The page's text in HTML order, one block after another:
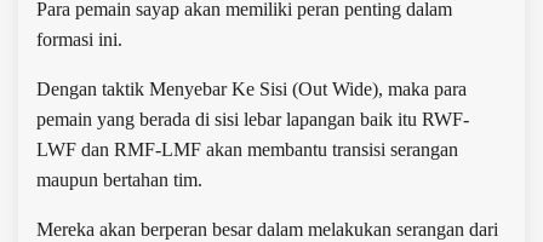
Para pemain sayap akan memiliki peran penting dalam
formasi ini.
Dengan taktik Menyebar Ke Sisi (Out Wide), maka para
pemain yang berada di sisi lebar lapangan baik itu RWF-
LWF dan RMF-LMF akan membantu transisi serangan
maupun bertahan tim.
Mereka akan berperan besar dalam melakukan serangan dari